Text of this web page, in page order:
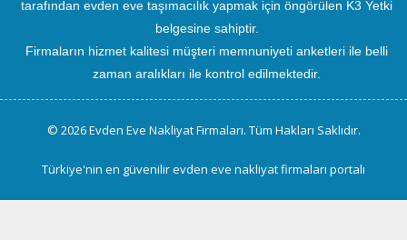
tarafından evden eve taşımacılık yapmak için öngörülen K3 Yetki
belgesine sahiptir.
Firmaların hizmet kalitesi müşteri memnuniyeti anketleri ile belli
zaman aralıkları ile kontrol edilmektedir.
© 2026 Evden Eve Nakliyat Firmaları. Tüm Hakları Saklıdır.
Türkiye'nin en güvenilir evden eve nakliyat firmaları portalı